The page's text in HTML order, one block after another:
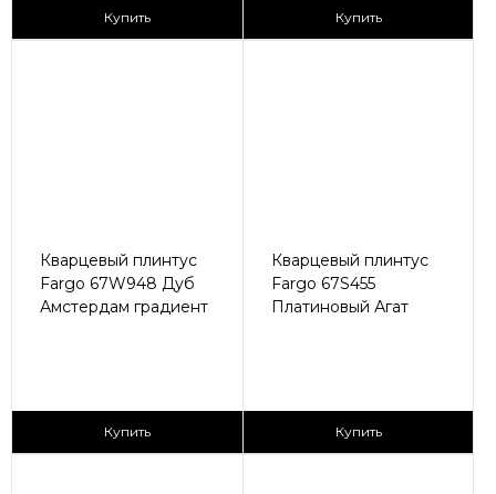
Купить Купить
Кварцевый плинтус
Fargo 67W948 Дуб
Амстердам градиент
Купить
Кварцевый плинтус
Fargo 67S455
Платиновый Агат
Купить